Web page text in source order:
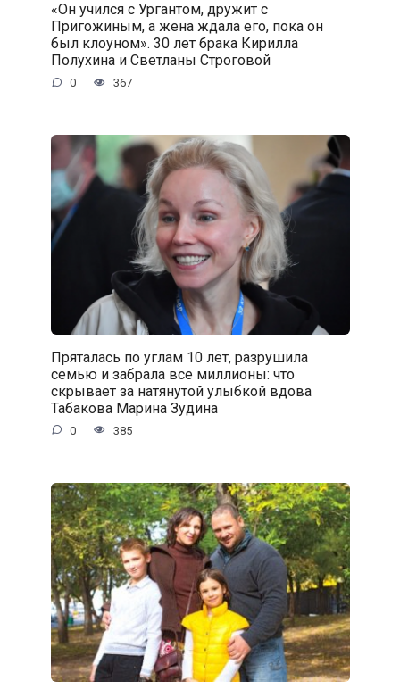
«Он учился с Ургантом, дружит с
Пригожиным, а жена ждала его, пока он
был клоуном». 30 лет брака Кирилла
Полухина и Светланы Строговой
0 367
Пряталась по углам 10 лет, разрушила
семью и забрала все миллионы: что
скрывает за натянутой улыбкой вдова
Табакова Марина Зудина
0 385